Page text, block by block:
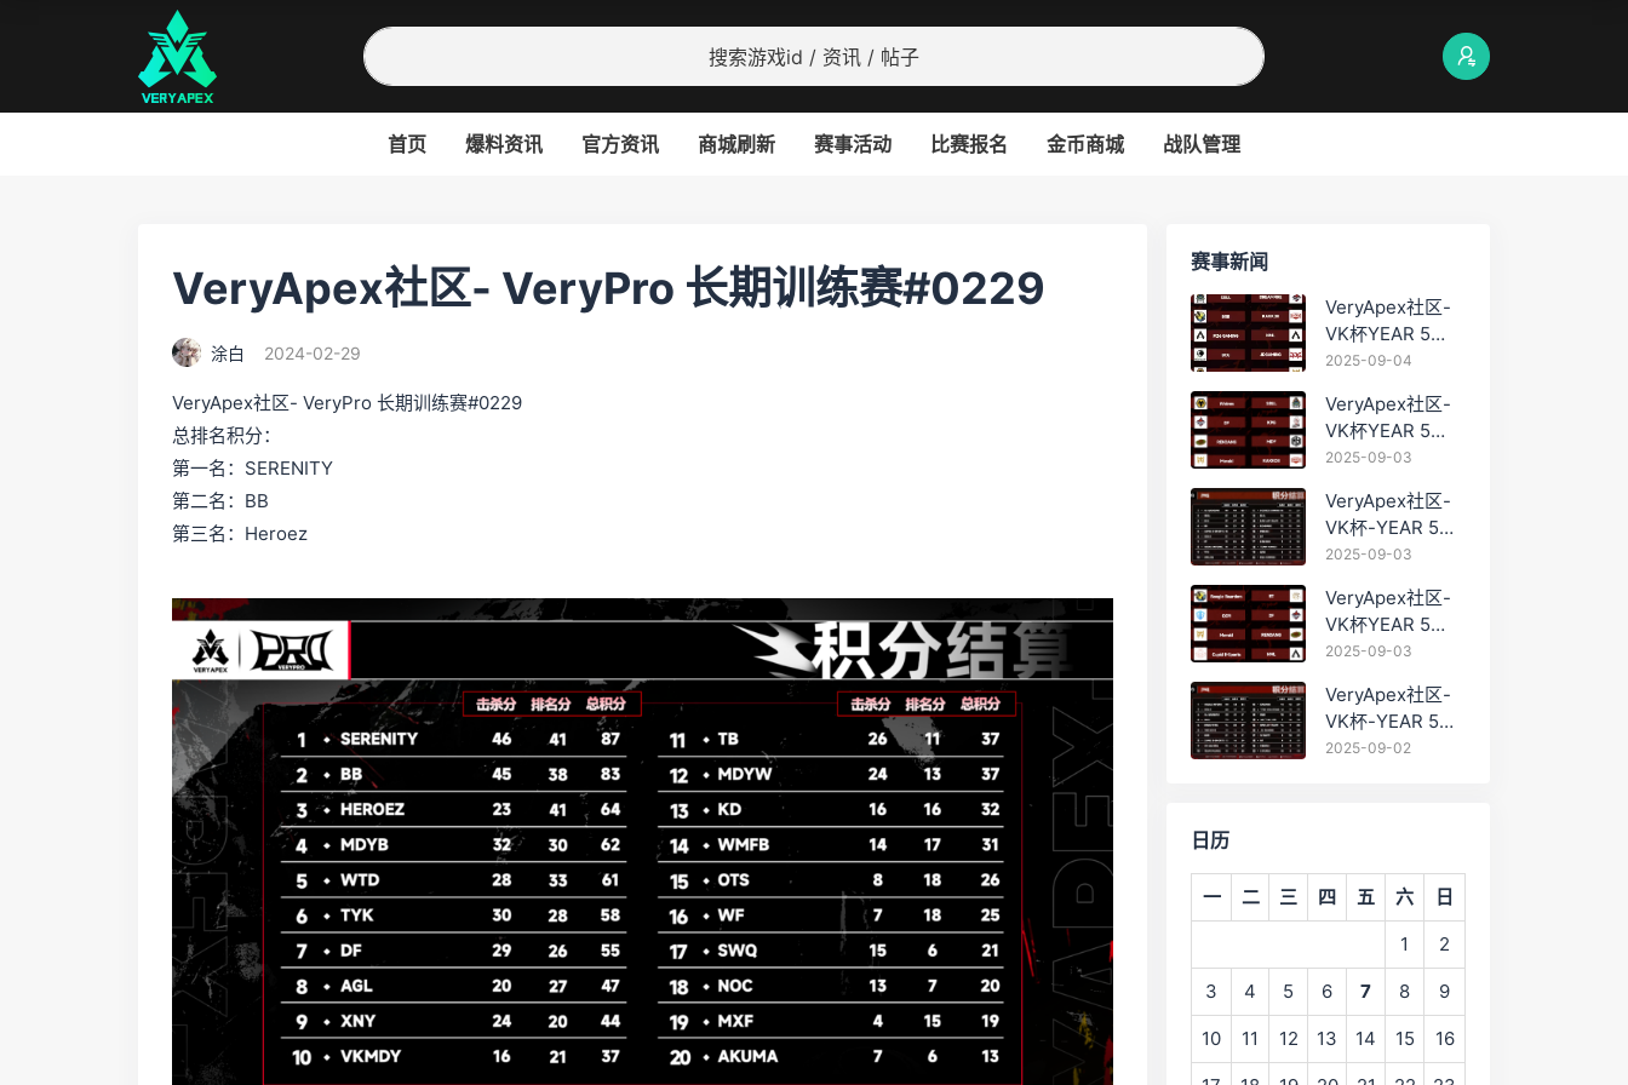
首页 爆料资讯 官方资讯 商城刷新 赛事活动 比赛报名 金币商城 战队管理
VeryApex社区- VeryPro 长期训练赛#0229
涂白 2024-02-29
VeryApex社区- VeryPro 长期训练赛#0229
总排名积分：
第一名：SERENITY
第二名：BB
第三名：Heroez
赛事新闻
VeryApex社区-
VK杯YEAR 5
PRO训练赛
2025-09-04
VeryApex社区-
VK杯YEAR 5
PRO训练赛
2025-09-03
VeryApex社区-
VK杯-YEAR 5
PRO训练赛
名积分：
2025-09-03
VeryApex社区-
VK杯YEAR 5
PRO训练赛
如图:
2025-09-03
VeryApex社区-
VK杯-YEAR 5
PRO训练赛
2025-09-02
日历
一 二 三 四 五 六 日
1 2
3 4 5 6 7 8 9
10 11 12 13 14 15 16